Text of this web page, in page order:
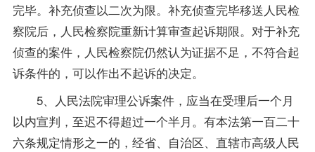
完毕。补充侦查以二次为限。补充侦查完毕移送人民检
察院后，人民检察院重新计算审查起诉期限。对于补充
侦查的案件，人民检察院仍然认为证据不足，不符合起
诉条件的，可以作出不起诉的决定。
5、人民法院审理公诉案件，应当在受理后一个月
以内宣判，至迟不得超过一个半月。有本法第一百二十
六条规定情形之一的，经省、自治区、直辖市高级人民